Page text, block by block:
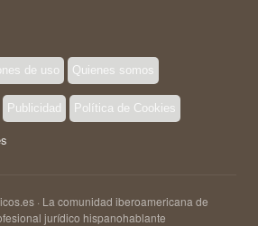
de uso Quienes somos
Publicidad Política de Cookies
· La comunidad iberoamericana de
jurídico hispanohablante